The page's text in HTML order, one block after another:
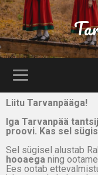
Liitu Tarvanpääga!
Iga Tarvanpää
proovi. Kas sel
Sel sügisel alustab
hooaega ning
Ees ootab